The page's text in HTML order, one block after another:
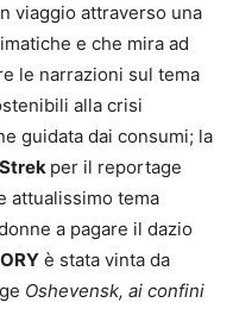
viaggio attraverso una
e che mira ad
le narrazioni sul tema
alla crisi
guidata dai consumi; la
per il reportage
attualissimo tema
a pagare il dazio
è stata vinta da
Oshevensk, ai confini